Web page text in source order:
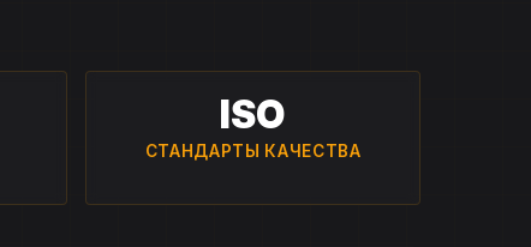
ISO
СТАНДАРТЫ КАЧЕСТВА